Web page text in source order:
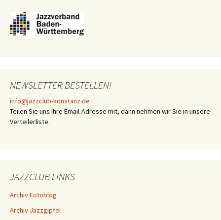
NEWSLETTER BESTELLEN!
info@jazzclub-konstanz.de
Teilen Sie uns Ihre Email-Adresse mit, dann nehmen wir Sie in unsere
Verteilerliste.
JAZZCLUB LINKS
Archiv Fotoblog
Archiv Jazzgipfel